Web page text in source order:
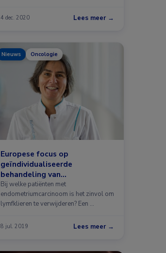
4 dec. 2020 Lees meer →
Nieuws Oncologie
Europese focus op
geïndividualiseerde
behandeling van
endometriumcarcinoom
Bij welke patiënten met
endometriumcarcinoom is het zinvol om
lymfklieren te verwijderen? Een …
8 jul. 2019 Lees meer →